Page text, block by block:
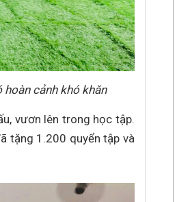
cảnh khó khăn
vươn lên trong học tập.
tặng 1.200 quyển tập và